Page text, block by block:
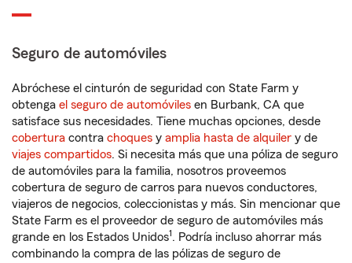
Seguro de automóviles
Abróchese el cinturón de seguridad con State Farm y
obtenga el seguro de automóviles en Burbank, CA que
satisface sus necesidades. Tiene muchas opciones, desde
cobertura contra choques y amplia hasta de alquiler y de
viajes compartidos. Si necesita más que una póliza de seguro
de automóviles para la familia, nosotros proveemos
cobertura de seguro de carros para nuevos conductores,
viajeros de negocios, coleccionistas y más. Sin mencionar que
State Farm es el proveedor de seguro de automóviles más
grande en los Estados Unidos1. Podría incluso ahorrar más
combinando la compra de las pólizas de seguro de